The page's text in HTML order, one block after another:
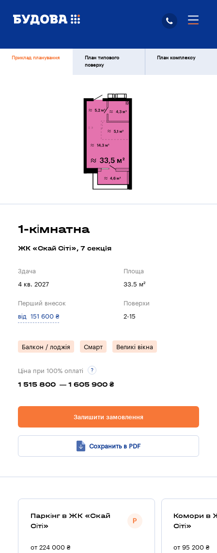
Приклад планування
План типового
поверху
План комплексу
1-кімнатна
ЖК «Скай Сіті», 7 секцiя
Здача
4 кв. 2027
Площа
33.5 м²
Перший внесок
від 151 600 ₴
Поверхи
2-15
Балкон / лоджія Смарт Великі вікна
Ціна при 100% оплаті
1 515 800 — 1 605 900 ₴
Залишити замовлення
Сохранить в PDF
Паркінг в ЖК «Скай
Сіті»
от 224 000 ₴
Комори в
Сіті»
от 95 200 ₴